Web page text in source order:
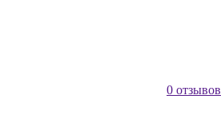
0 отзывов